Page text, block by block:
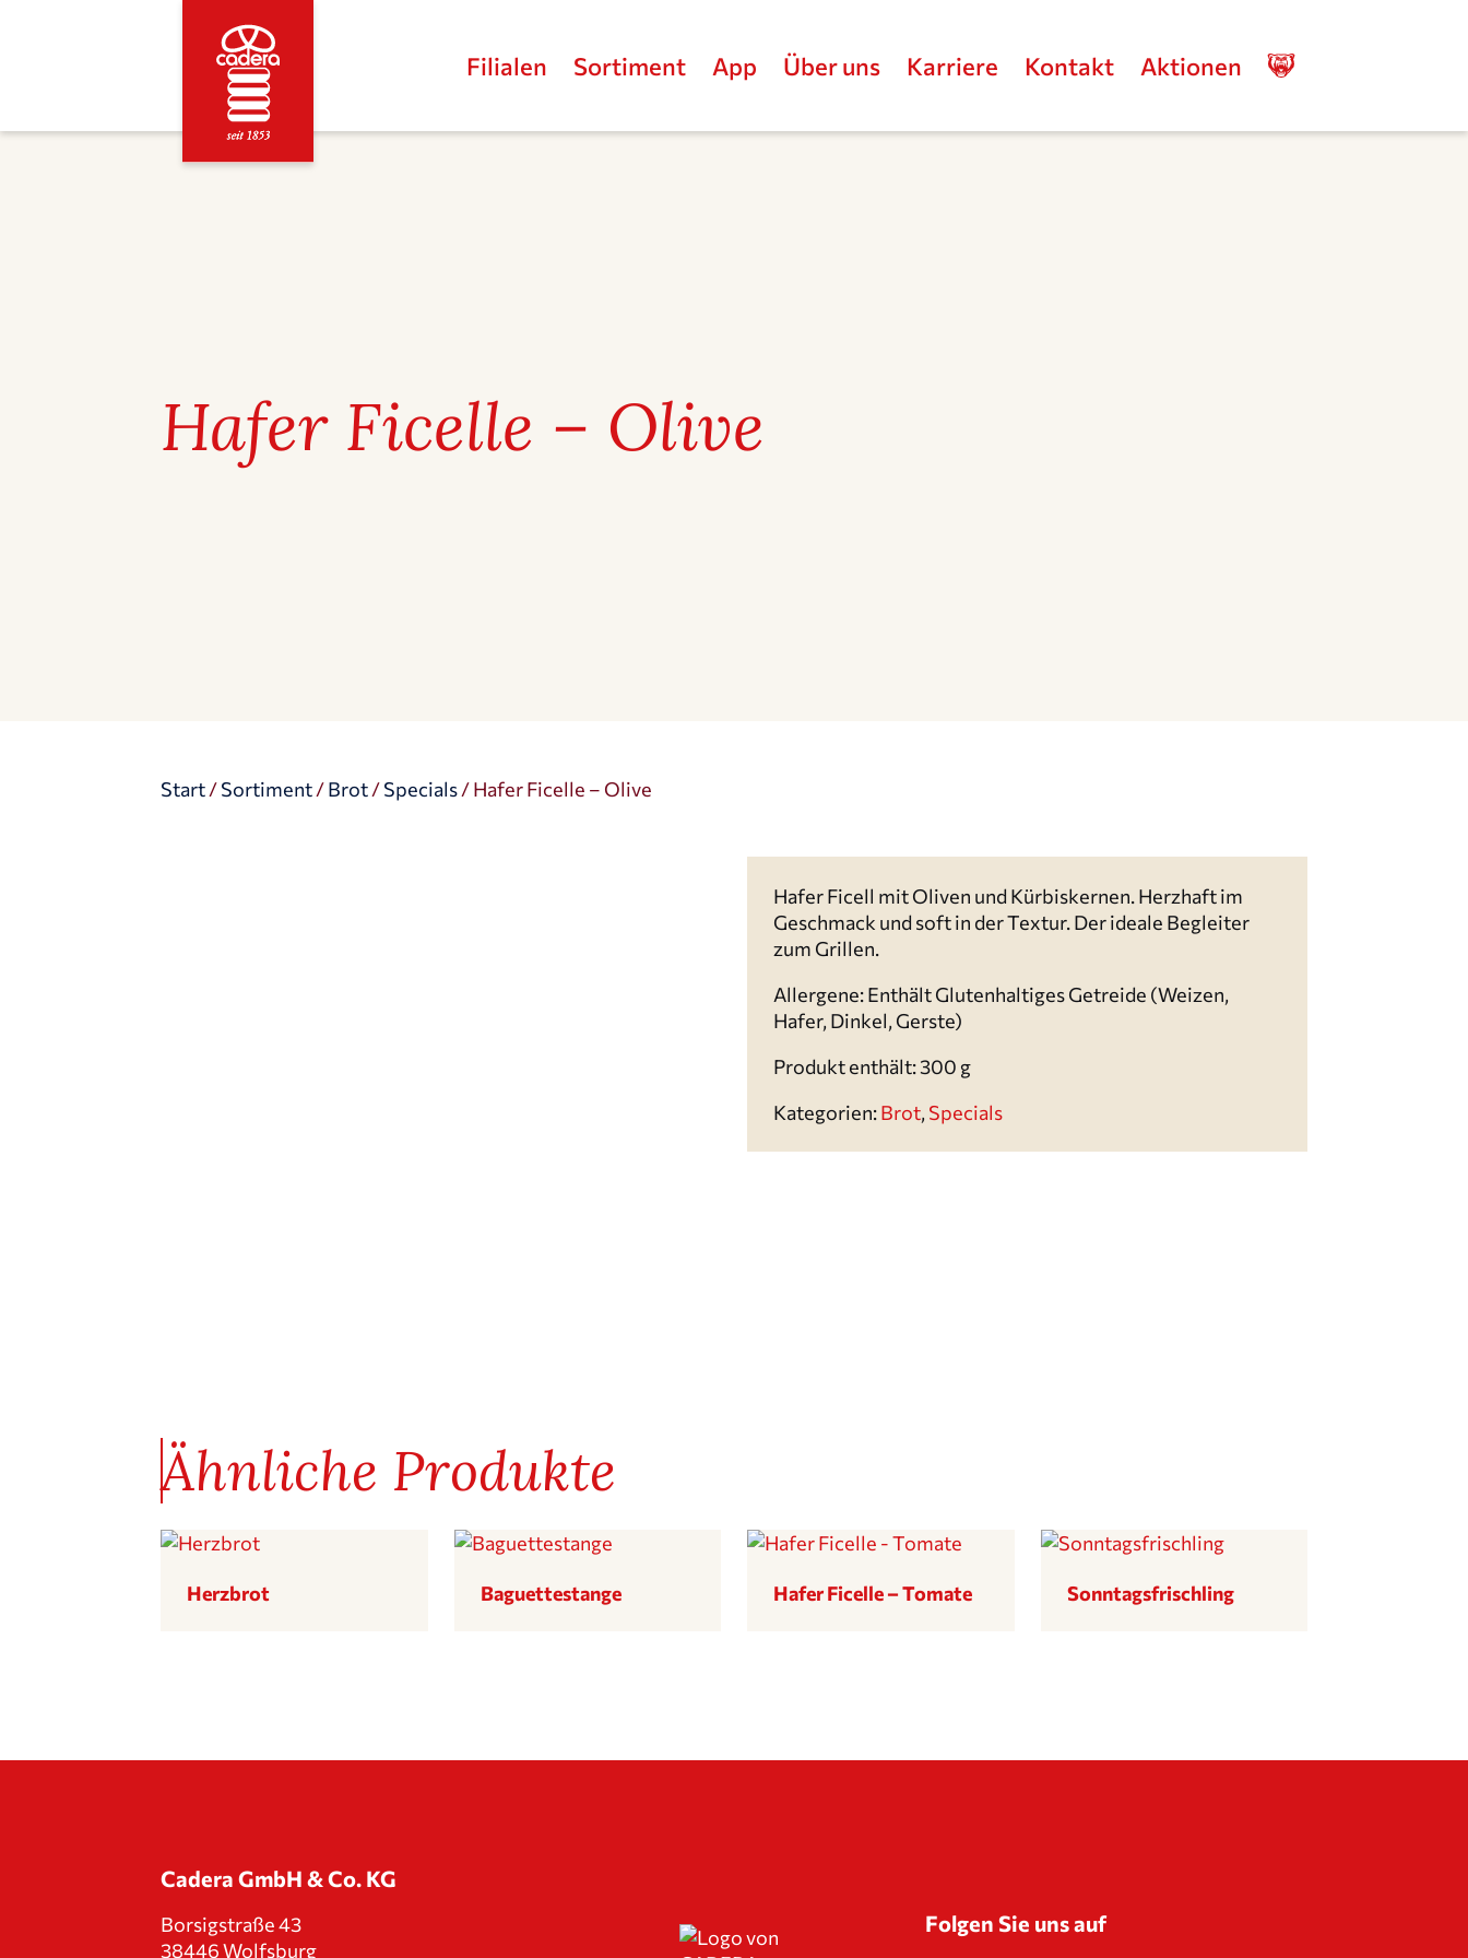
CADERA
Filialen Sortiment App Über uns Karriere Kontakt Aktionen
Stolzer
der
Hafer Ficelle – Olive
Start/Sortiment/Brot/Specials/ Hafer Ficelle – Olive
Hafer Ficell mit Oliven und Kürbiskernen. Herzhaft im
Geschmack und soft in der Textur. Der ideale Begleiter
zum Grillen.
Allergene: Enthält Glutenhaltiges Getreide (Weizen,
Hafer, Dinkel, Gerste)
Produkt enthält: 300 g
Kategorien:Brot, Specials
Ähnliche Produkte
Herzbrot Baguette­stange Hafer Ficelle – Tomate Sonntags­frisch­ling
Cadera GmbH & Co. KG
Borsig­straße 43
38446 Wolfsburg
Folgen Sie uns auf